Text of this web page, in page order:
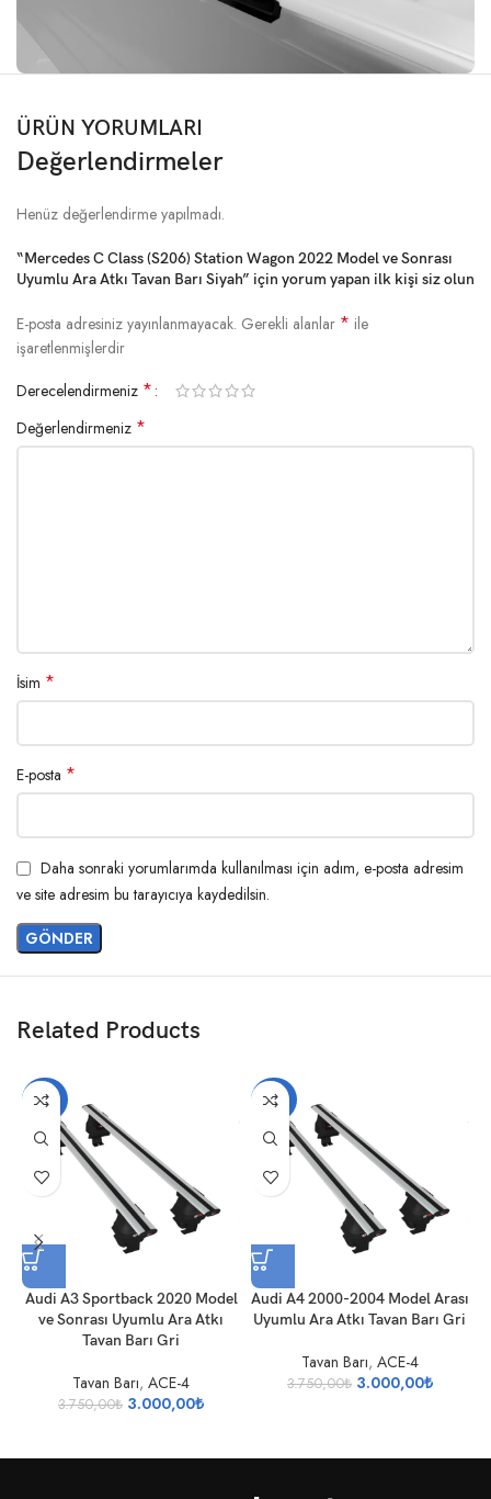
ÜRÜN YORUMLARI
Değerlendirmeler
Henüz değerlendirme yapılmadı.
“Mercedes C Class (S206) Station Wagon 2022 Model ve Sonrası
Uyumlu Ara Atkı Tavan Barı Siyah” için yorum yapan ilk kişi siz olun
E-posta adresiniz yayınlanmayacak. Gerekli alanlar * ile
işaretlenmişlerdir
Derecelendirmeniz *
Değerlendirmeniz *
İsim *
E-posta *
Daha sonraki yorumlarımda kullanılması için adım, e-posta adresim
ve site adresim bu tarayıcıya kaydedilsin.
Related Products
-20%
Audi A3 Sportback 2020 Model
ve Sonrası Uyumlu Ara Atkı
Tavan Barı Gri
Tavan Barı, ACE-4
3.750,00₺ 3.000,00₺
-20%
Audi A4 2000-2004 Model Arası
Uyumlu Ara Atkı Tavan Barı Gri
Tavan Barı, ACE-4
3.750,00₺ 3.000,00₺